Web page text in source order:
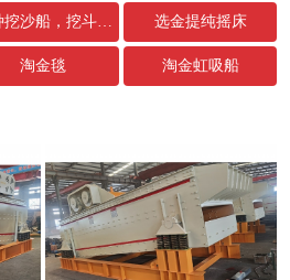
各种挖沙船，挖斗，链条配件 选金提纯摇床
淘金毯 淘金虹吸船